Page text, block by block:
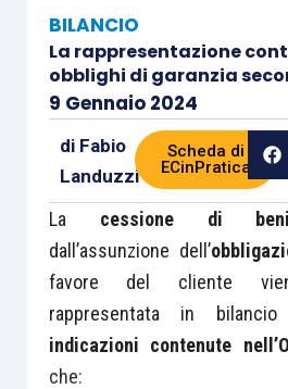
BILANCIO
La rappresentazione
obblighi di garanzia
9 Gennaio 2024
di Fabio
Landuzzi
Scheda di
ECinPratica
La cessione di beni
dall’assunzione dell’
favore del cliente
rappresentata in
indicazioni contenute
che: